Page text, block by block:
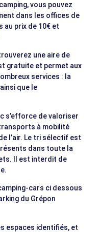
vous pouvez
dans les offices de
au prix de 10€ et
une aire de
gratuite et permet aux
services : la
que le
s’efforce de valoriser
à mobilité
l’air. Le tri sélectif est
dans toute la
Il est interdit de
cars ci dessous
du Grépon
espaces identifiés, et